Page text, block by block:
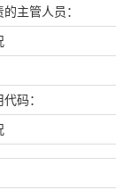
主管人员：
码：